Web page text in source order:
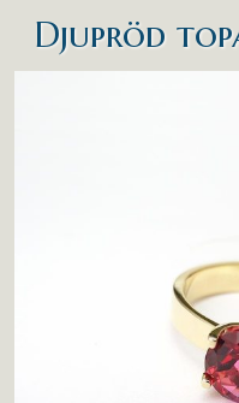
Djupröd